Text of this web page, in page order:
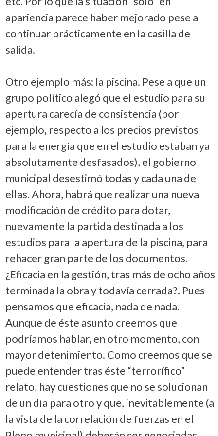
apariencia parece haber mejorado pese a
continuar prácticamente en la casilla de
salida.
Otro ejemplo más: la piscina. Pese a que un
grupo político alegó que el estudio para su
apertura carecía de consistencia (por
ejemplo, respecto a los precios previstos
para la energía que en el estudio estaban ya
absolutamente desfasados), el gobierno
municipal desestimó todas y cada una de
ellas. Ahora, habrá que realizar una nueva
modificación de crédito para dotar,
nuevamente la partida destinada a los
estudios para la apertura de la piscina, para
rehacer gran parte de los documentos.
¿Eficacia en la gestión, tras más de ocho años
terminada la obra y todavía cerrada?. Pues
pensamos que eficacia, nada de nada.
Aunque de éste asunto creemos que
podríamos hablar, en otro momento, con
mayor detenimiento. Como creemos que se
puede entender tras éste “terrorífico”
relato, hay cuestiones que no se solucionan
de un día para otro y que, inevitablemente (a
la vista de la correlación de fuerzas en el